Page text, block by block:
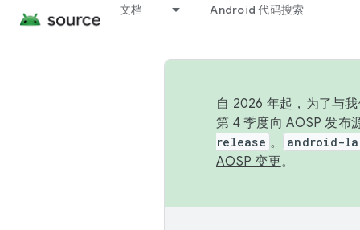
文档 Android 代码搜索
自 2026 年起，为了与
第 4 季度向 AOSP 发布
release 。 android-
AOSP 变更。